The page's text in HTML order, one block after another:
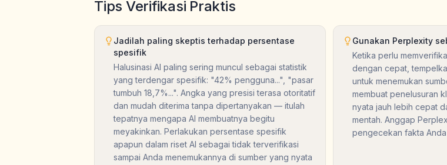
Tips Verifikasi Praktis
Jadilah paling skeptis terhadap persentase
spesifik
Halusinasi AI paling sering muncul sebagai statistik
yang terdengar spesifik: "42% pengguna...", "pasar
tumbuh 18,7%...". Angka yang presisi terasa otoritatif
dan mudah diterima tanpa dipertanyakan — itulah
tepatnya mengapa AI membuatnya begitu
meyakinkan. Perlakukan persentase spesifik
apapun dalam riset AI sebagai tidak terverifikasi
sampai Anda menemukannya di sumber yang nyata
Gunakan Perplexity
Ketika perlu
dengan cepat,
untuk menemukan
membuat penelusuran
nyata jauh lebih cepat
mentah. Anggap
pengecekan fakta Anda